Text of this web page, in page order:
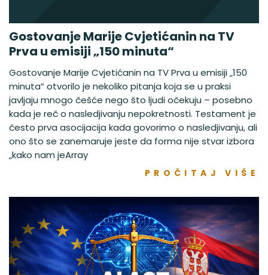
Gostovanje Marije Cvjetićanin na TV
Prva u emisiji „150 minuta“
Gostovanje Marije Cvjetićanin na TV Prva u emisiji „150
minuta“ otvorilo je nekoliko pitanja koja se u praksi
javljaju mnogo češće nego što ljudi očekuju – posebno
kada je reč o nasledjivanju nepokretnosti. Testament je
često prva asocijacija kada govorimo o nasledjivanju, ali
ono što se zanemaruje jeste da forma nije stvar izbora
„kako nam jeArray
PROČITAJ VIŠE